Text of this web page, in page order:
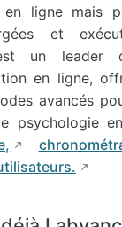
en ligne mais
et
un leader
en ligne,
avancés
psychologie